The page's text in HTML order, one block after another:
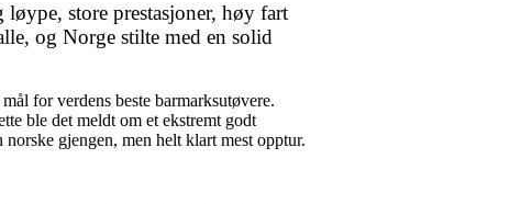
store prestasjoner, høy fart
og Norge stilte med en solid
for verdens beste barmarksutøvere.
ble det meldt om et ekstremt godt
gjengen, men helt klart mest opptur.